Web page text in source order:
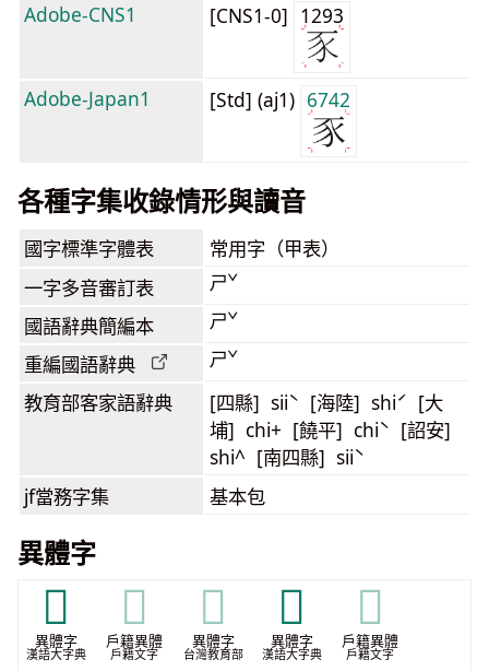
Adobe-CNS1
[CNS1-0] 1293
Adobe-Japan1 [Std] (aj1) 6742
各種字集收錄情形與讀音
國字標準字體表 常用字（甲表）
一字多音審訂表 ㄕˇ
國語辭典簡編本 ㄕˇ
重編國語辭典 ㄕˇ
教育部客家語辭典
[四縣] siiˋ [海陸] shiˊ [大
埔] chi+ [饒平] chiˋ [詔安]
shi^ [南四縣] siiˋ
jf當務字集 基本包
異體字
𡰯
異體字
漢語大字典
𡰯
戶籍異體
戶籍文字
𡰯
異體字
台灣教育部
𢁓
異體字
漢語大字典
𢁓
戶籍異體
戶籍文字